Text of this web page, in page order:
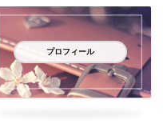
プロフィール